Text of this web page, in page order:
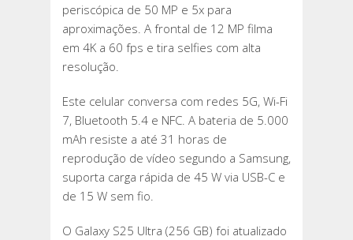
periscópica de 50 MP e 5x para
aproximações. A frontal de 12 MP filma
em 4K a 60 fps e tira selfies com alta
resolução.
Este celular conversa com redes 5G, Wi-Fi
7, Bluetooth 5.4 e NFC. A bateria de 5.000
mAh resiste a até 31 horas de
reprodução de vídeo segundo a Samsung,
suporta carga rápida de 45 W via USB-C e
de 15 W sem fio.
O Galaxy S25 Ultra (256 GB) foi atualizado